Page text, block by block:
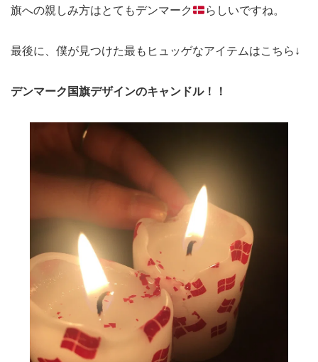
旗への親しみ方はとてもデンマーク
らしいですね。
最後に、僕が見つけた最もヒュッゲなアイテムはこちら↓
デンマーク国旗デザインのキャンドル！！